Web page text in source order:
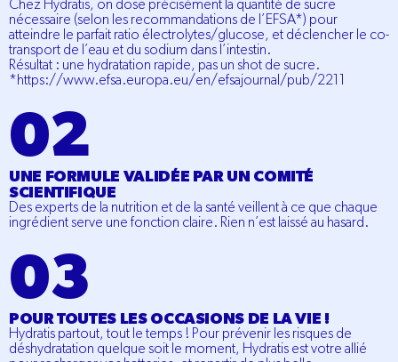
Chez Hydratis, on dose précisément la quantité de sucre
nécessaire (selon les recommandations de l’EFSA*) pour
atteindre le parfait ratio électrolytes/glucose, et déclencher le co-
transport de l’eau et du sodium dans l’intestin.
Résultat : une hydratation rapide, pas un shot de sucre.
*https://www.efsa.europa.eu/en/efsajournal/pub/2211
UNE FORMULE VALIDÉE PAR UN COMITÉ
SCIENTIFIQUE
Des experts de la nutrition et de la santé veillent à ce que chaque
ingrédient serve une fonction claire. Rien n’est laissé au hasard.
POUR TOUTES LES OCCASIONS DE LA VIE !
Hydratis partout, tout le temps ! Pour prévenir les risques de
déshydratation quelque soit le moment, Hydratis est votre allié